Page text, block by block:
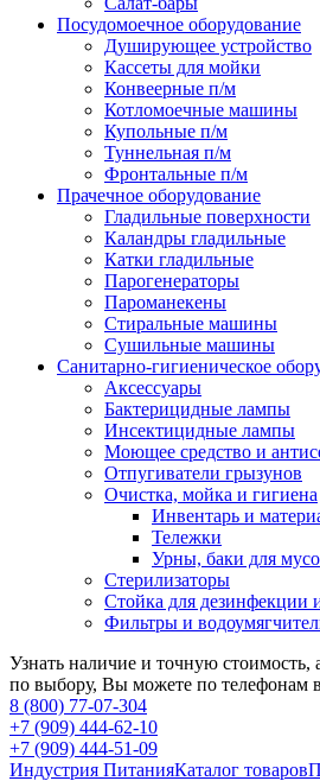
Посудомоечное оборудование
Душирующее устройство
Кассеты для мойки
Конвеерные п/м
Котломоечные машины
Купольные п/м
Туннельная п/м
Фронтальные п/м
Прачечное оборудование
Гладильные поверхности
Каландры гладильные
Катки гладильные
Парогенераторы
Пароманекены
Стиральные машины
Сушильные машины
Санитарно-гигиеническое
Аксессуары
Бактерицидные лампы
Инсектицидные лампы
Моющее средство и
Отпугиватели грызунов
Очистка, мойка и гигиена
Инвентарь и
Тележки
Урны, баки для
Стерилизаторы
Стойка для дезинфекции
Фильтры и
Узнать наличие и точную стоимость,
по выбору, Вы можете по телефонам
8 (800) 77-07-304
+7 (909) 444-62-10
+7 (909) 444-51-09
Индустрия ПитанияКаталог товаров